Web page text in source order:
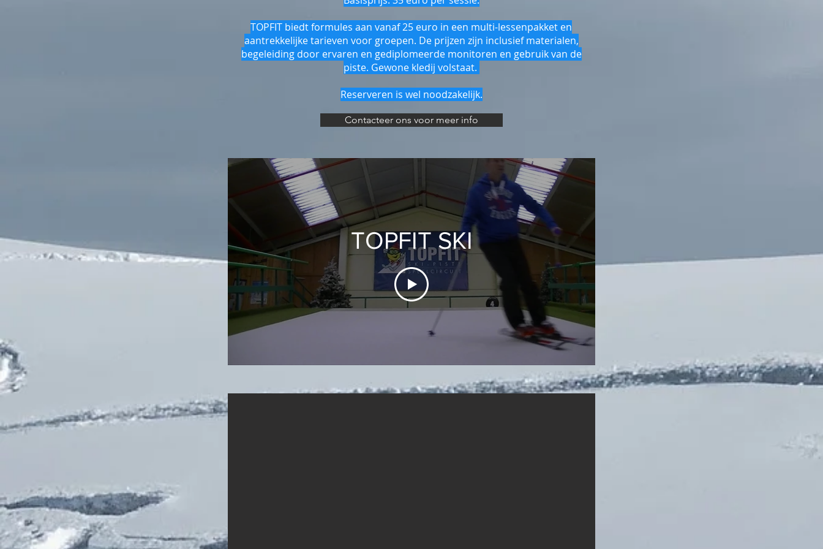
TOPFIT biedt formules aan vanaf 25 euro in een multi-lessenpakket en
aantrekkelijke tarieven voor groepen. De prijzen zijn inclusief materialen,
begeleiding door ervaren en gediplomeerde monitoren en gebruik van de
piste. Gewone kledij volstaat.
Reserveren is wel noodzakelijk.
Contacteer ons voor meer info
TOPFIT SKI